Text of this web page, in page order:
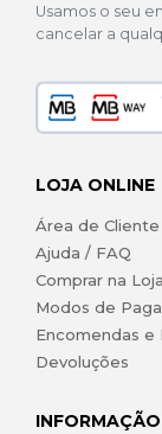
Usamos o seu
cancelar a
LOJA ONLINE
Área de Cliente
Ajuda / FAQ
Comprar na
Modos de
Encomendas e
Devoluções